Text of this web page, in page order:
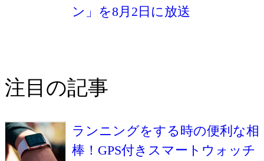
ン」を8月2日に放送
注目の記事
ランニングをする時の便利な相
棒！GPS付きスマートウォッチ